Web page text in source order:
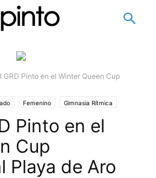
GRD Pinto en el Winter Queen Cup
Femenino Gimnasia Rítmica
Pinto en el
Cup
Playa de Aro